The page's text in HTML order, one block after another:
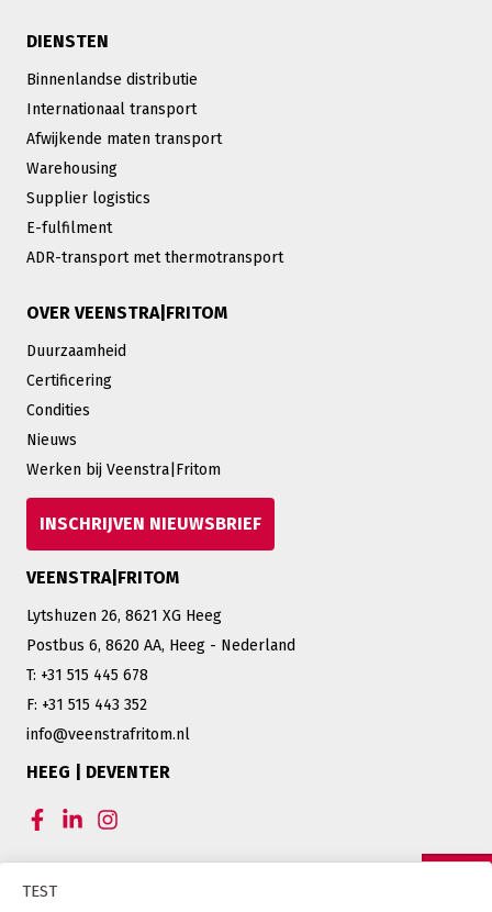
TEST
DIENSTEN
Binnenlandse distributie
Internationaal transport
Afwijkende maten transport
Warehousing
Supplier logistics
E-fulfilment
ADR-transport met thermotransport
OVER VEENSTRA|FRITOM
Duurzaamheid
Certificering
Condities
Nieuws
Werken bij Veenstra|Fritom
INSCHRIJVEN NIEUWSBRIEF
VEENSTRA|FRITOM
Lytshuzen 26, 8621 XG Heeg
Postbus 6, 8620 AA, Heeg - Nederland
T: +31 515 445 678
F: +31 515 443 352
info@veenstrafritom.nl
HEEG | DEVENTER